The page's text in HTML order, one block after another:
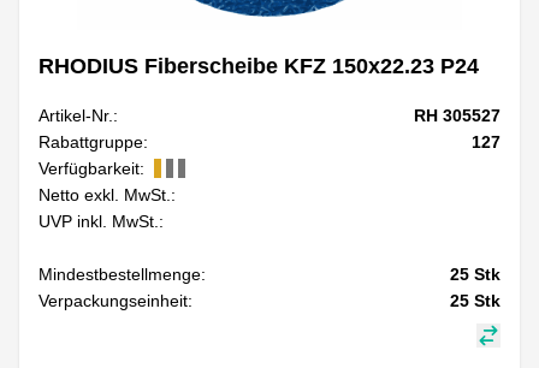
RHODIUS Fiberscheibe KFZ 150x22.23 P24
Artikel-Nr.:
RH 305527
Rabattgruppe:
127
Verfügbarkeit:
Netto exkl. MwSt.:
UVP inkl. MwSt.:
Mindestbestellmenge: 25 Stk
Verpackungseinheit:
25 Stk